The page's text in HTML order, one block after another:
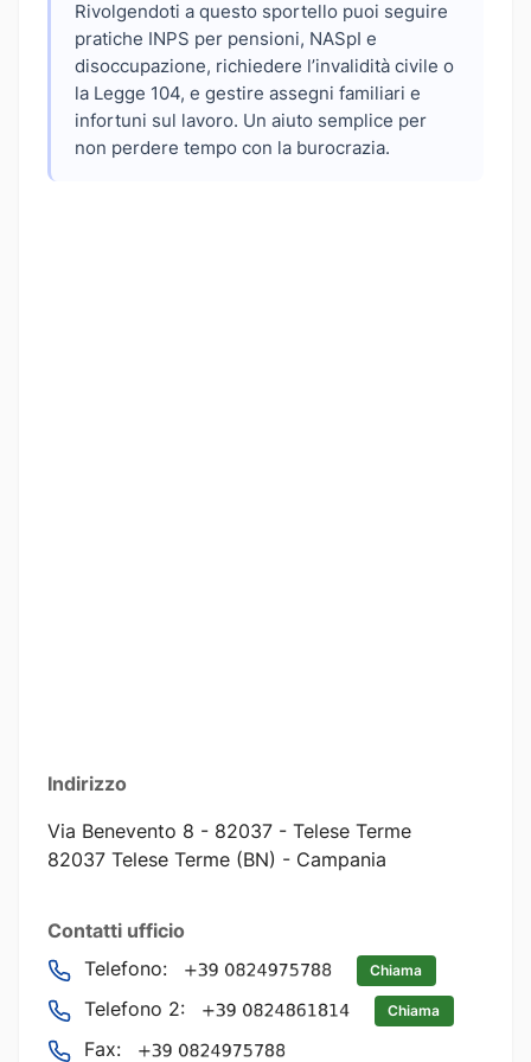
Rivolgendoti a questo sportello puoi seguire
pratiche INPS per pensioni, NASpI e
disoccupazione, richiedere l’invalidità civile o
la Legge 104, e gestire assegni familiari e
infortuni sul lavoro. Un aiuto semplice per
non perdere tempo con la burocrazia.
Indirizzo
Via Benevento 8 - 82037 - Telese Terme
82037 Telese Terme (BN) - Campania
Contatti ufficio
Telefono:
Chiama
Telefono 2: Chiama
Fax: